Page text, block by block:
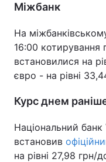
Міжбанк
На
16:00 котирування
встановилися на
євро - на рівні
Курс днем
Національний банк
встановив
на рівні 27,98 грн/